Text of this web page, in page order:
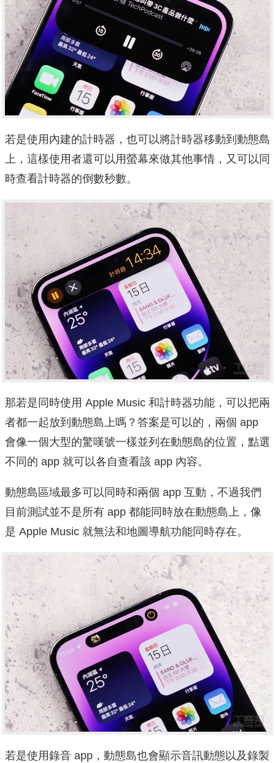
若是使用內建的計時器，也可以將計時器移動到動態島
上，這樣使用者還可以用螢幕來做其他事情，又可以同
時查看計時器的倒數秒數。
那若是同時使用 Apple Music 和計時器功能，可以把兩
者都一起放到動態島上嗎？答案是可以的，兩個 app
會像一個大型的驚嘆號一樣並列在動態島的位置，點選
不同的 app 就可以各自查看該 app 內容。
動態島區域最多可以同時和兩個 app 互動，不過我們
目前測試並不是所有 app 都能同時放在動態島上，像
是 Apple Music 就無法和地圖導航功能同時存在。
若是使用錄音 app，動態島也會顯示音訊動態以及錄製